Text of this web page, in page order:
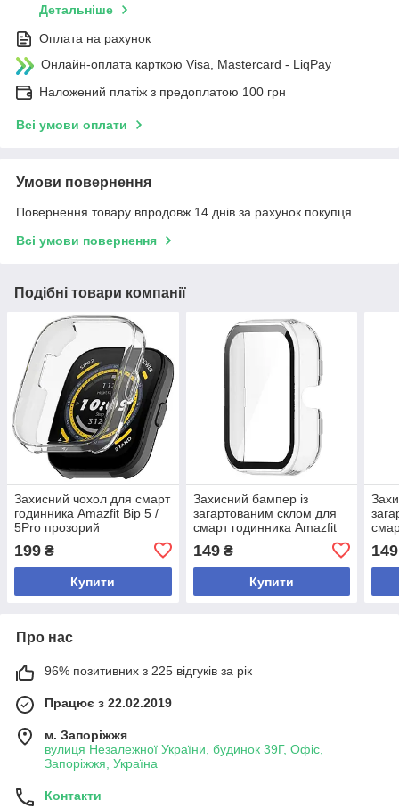
Детальніше
Оплата на рахунок
Онлайн-оплата карткою Visa, Mastercard - LiqPay
Наложений платіж з предоплатою 100 грн
Всі умови оплати
Умови повернення
Повернення товару впродовж 14 днів за рахунок покупця
Всі умови повернення
Подібні товари компанії
Захисний чохол для смарт
годинника Amazfit Bip 5 /
5Pro прозорий
199 ₴
Купити
Захисний бампер із
загартованим склом для
смарт годинника Amazfit
149₴
Купити
149
Про нас
96% позитивних з 225 відгуків за рік
Працює з 22.02.2019
м. Запоріжжя
вулиця Незалежної України, будинок 39Г, Офіс,
Запоріжжя, Україна
Контакти